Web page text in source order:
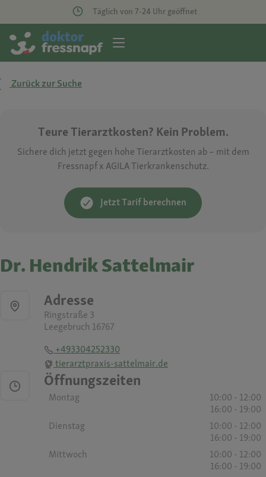
Täglich von 7-24 Uhr geöffnet
Zurück zur Suche
Teure Tierarztkosten? Kein Problem.
Sichere dich jetzt gegen hohe Tierarztkosten ab – mit dem
Fressnapf x AGILA Tierkrankenschutz.
Jetzt Tarif berechnen
Dr. Hendrik Sattelmair
Adresse
Ringstraße 3
Leegebruch 16767
+493304252330
tierarztpraxis-sattelmair.de
Öffnungszeiten
Montag
10:00 - 12:00
16:00 - 19:00
Dienstag
10:00 - 12:00
16:00 - 19:00
Mittwoch
10:00 - 12:00
16:00 - 19:00